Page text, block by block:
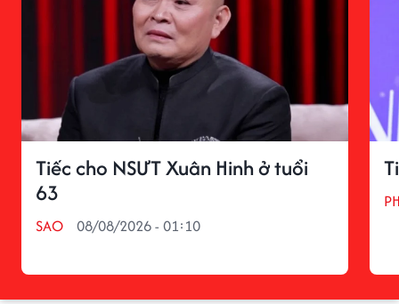
Tiếc cho NSƯT Xuân Hinh ở tuổi
63
SAO 08/08/2026 - 01:10